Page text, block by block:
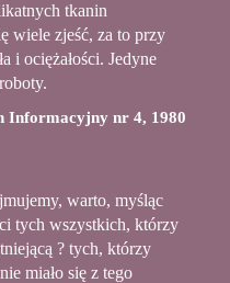
tkanin
wiele zjeść, za to przy
i ociężałości. Jedyne
Informacyjny nr 4, 1980
warto, myśląc
tych wszystkich, którzy
? tych, którzy
miało się z tego